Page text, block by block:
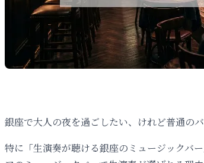
銀座で大人の夜を過ごしたい、けれど普通の
特に「生演奏が聴ける銀座のミュージックバ